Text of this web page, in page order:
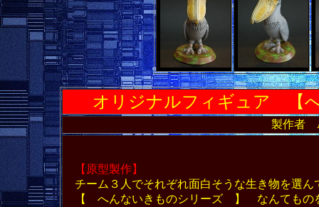
オリジナルフィギュア 【
製作者
【原型製作】
チーム３人でそれぞれ面白そうな生き物を選ん
【 へんないきものシリーズ 】 なんてもの